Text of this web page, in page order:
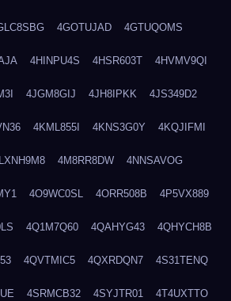
4GOTUJAD 4GTUQOMS
4HINPU4S 4HSR603T 4HVMV9QI
4JGM8GIJ 4JH8IPKK 4JS349D2
4KML855I 4KNS3G0Y 4KQJIFMI
4M8RR8DW 4NNSAVOG
4O9WC0SL 4ORR508B 4P5VX889
4Q1M7Q60 4QAHYG43 4QHYCH8B
4QVTMIC5 4QXRDQN7 4S31TENQ
4SRMCB32 4SYJTR01 4T4UXTTO